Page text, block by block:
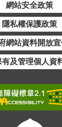
網站安全政策
隱私權保護政策
網站資料開放
有及管理個人資